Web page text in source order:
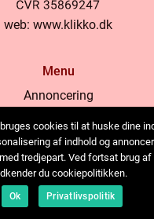
web: www.klikko.dk
Menu
Annoncering
Cookies
Kontakt os
Sitemap
cookies til at huske dine
af indhold og
tredjepart. Ved fortsat brug
du cookiepolitikken.
Ok Privatlivspolitik